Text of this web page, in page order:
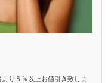
り５％以上お値引き致しま